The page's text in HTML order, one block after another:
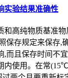
实验结果准确性
和高纯物质基准
保存规定来保存,
,而且保存时间不
内使用。在常